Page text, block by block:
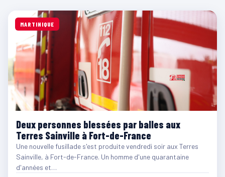
MARTINIQUE
Deux personnes blessées par balles aux
Terres Sainville à Fort-de-France
Une nouvelle fusillade s'est produite vendredi soir aux Terres
Sainville, à Fort-de-France. Un homme d'une quarantaine
d'années et…